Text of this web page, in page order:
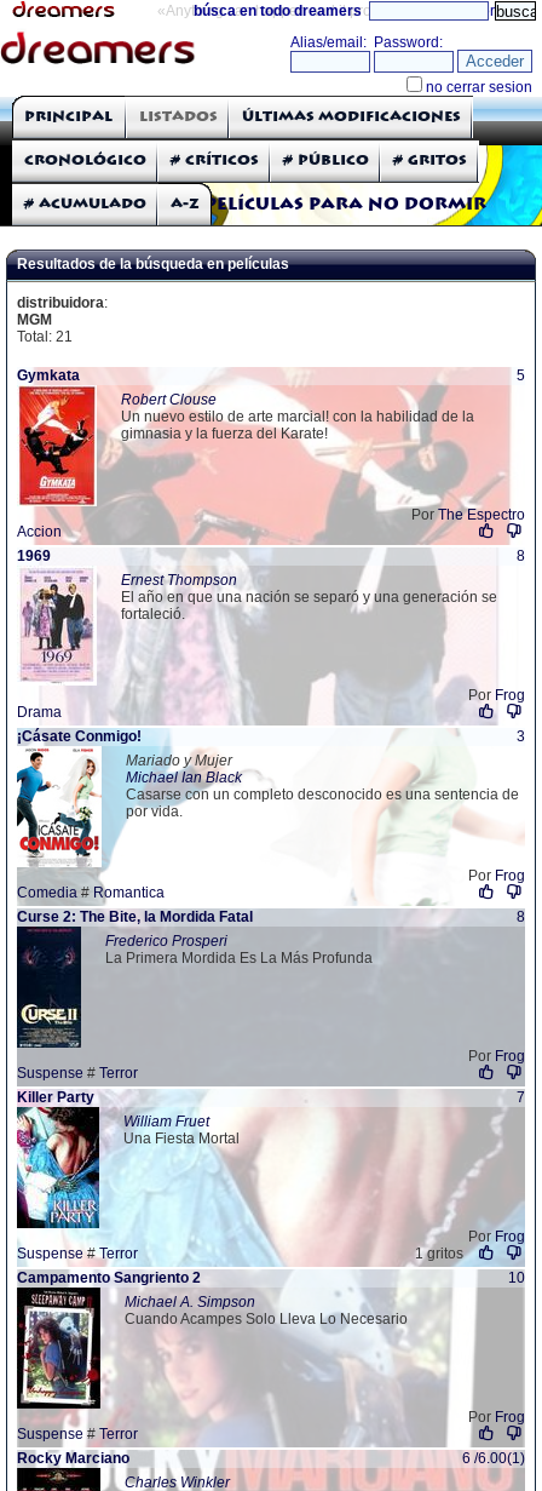
«Anything can happen and it probably will» directorio
búsca en todo dreamers
THE DREAMERS
Críticas: Películas
Películas para no dormir
Principal Listados Últimas modificaciones
Cronológico # Críticos # Público # Gritos
# Acumulado A-Z
Resultados de la búsqueda en películas
distribuidora:
MGM
Total: 21
Gymkata
5
Robert Clouse
Un nuevo estilo de arte marcial! con la habilidad de la
gimnasia y la fuerza del Karate!
PorThe Espectro
Accion
1969
8
Ernest Thompson
El año en que una nación se separó y una generación se
fortaleció.
Por Frog
Drama
¡Cásate Conmigo!
3
Mariado y Mujer
Michael Ian Black
Casarse con un completo desconocido es una sentencia de
por vida.
Por Frog
Comedia # Romantica
Curse 2: The Bite, la Mordida Fatal
8
Frederico Prosperi
La Primera Mordida Es La Más Profunda
Por Frog
Suspense # Terror
Killer Party
7
William Fruet
Una Fiesta Mortal
Por Frog
Suspense#Terror
1 gritos
Campamento Sangriento 2
10
Michael A. Simpson
Cuando Acampes Solo Lleva Lo Necesario
Por Frog
Suspense # Terror
Rocky Marciano
6 /6.00(1)
Charles Winkler